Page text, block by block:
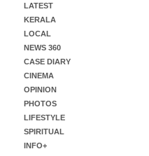
LATEST
KERALA
LOCAL
NEWS 360
CASE DIARY
CINEMA
OPINION
PHOTOS
LIFESTYLE
SPIRITUAL
INFO+